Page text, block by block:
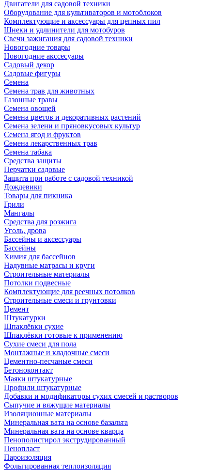
Двигатели для садовой техники
Оборудование для культиваторов и мотоблоков
Комплектующие и аксессуары для цепных пил
Шнеки и удлинители для мотобуров
Свечи зажигания для садовой техники
Новогодние товары
Новогодние акссесуары
Садовый декор
Садовые фигуры
Семена
Семена трав для животных
Газонные травы
Семена овощей
Семена цветов и декоративных растений
Семена зелени и пряновкусовых культур
Семена ягод и фруктов
Семена лекарственных трав
Семена табака
Средства защиты
Перчатки садовые
Защита при работе с садовой техникой
Дождевики
Товары для пикника
Грили
Мангалы
Средства для розжига
Уголь, дрова
Бассейны и аксессуары
Бассейны
Химия для бассейнов
Надувные матрасы и круги
Строительные материалы
Потолки подвесные
Комплектующие для реечных потолков
Строительные смеси и грунтовки
Цемент
Штукатурки
Шпаклёвки сухие
Шпаклёвки готовые к применению
Сухие смеси для пола
Монтажные и кладочные смеси
Цементно-песчаные смеси
Бетоноконтакт
Маяки штукатурные
Профили штукатурные
Добавки и модификаторы сухих смесей и растворов
Сыпучие и вяжущие материалы
Изоляционные материалы
Минеральная вата на основе базальта
Минеральная вата на основе кварца
Пенополистирол экструдированный
Пенопласт
Пароизоляция
Фольгированная теплоизоляция